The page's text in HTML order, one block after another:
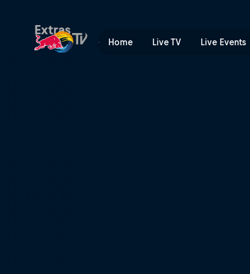
Home Live TV Live Events
Red Bull Batalla de los
Extras